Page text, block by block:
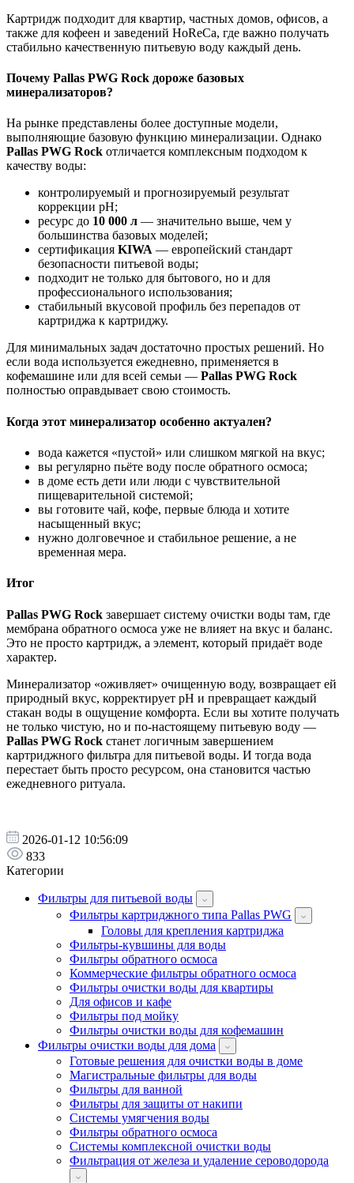
Картридж подходит для квартир, частных домов, офисов, а
также для кофеен и заведений HoReCa, где важно получать
стабильно качественную питьевую воду каждый день.
Почему Pallas PWG Rock дороже базовых
минерализаторов?
На рынке представлены более доступные модели,
выполняющие базовую функцию минерализации. Однако
Pallas PWG Rock отличается комплексным подходом к
качеству воды:
контролируемый и прогнозируемый результат
коррекции pH;
ресурс до 10 000 л — значительно выше, чем у
большинства базовых моделей;
сертификация KIWA — европейский стандарт
безопасности питьевой воды;
подходит не только для бытового, но и для
профессионального использования;
стабильный вкусовой профиль без перепадов от
картриджа к картриджу.
Для минимальных задач достаточно простых решений. Но
если вода используется ежедневно, применяется в
кофемашине или для всей семьи — Pallas PWG Rock
полностью оправдывает свою стоимость.
Когда этот минерализатор особенно актуален?
вода кажется «пустой» или слишком мягкой на вкус;
вы регулярно пьёте воду после обратного осмоса;
в доме есть дети или люди с чувствительной
пищеварительной системой;
вы готовите чай, кофе, первые блюда и хотите
насыщенный вкус;
нужно долговечное и стабильное решение, а не
временная мера.
Итог
Pallas PWG Rock завершает систему очистки воды там, где
мембрана обратного осмоса уже не влияет на вкус и баланс.
Это не просто картридж, а элемент, который придаёт воде
характер.
Минерализатор «оживляет» очищенную воду, возвращает ей
природный вкус, корректирует pH и превращает каждый
стакан воды в ощущение комфорта. Если вы хотите получать
не только чистую, но и по-настоящему питьевую воду —
Pallas PWG Rock станет логичным завершением
картриджного фильтра для питьевой воды. И тогда вода
перестает быть просто ресурсом, она становится частью
ежедневного ритуала.
2026-01-12 10:56:09
833
Категории
Фильтры для питьевой воды
Фильтры картриджного типа Pallas PWG
Головы для крепления картриджа
Фильтры-кувшины для воды
Фильтры обратного осмоса
Коммерческие фильтры обратного осмоса
Фильтры очистки воды для квартиры
Для офисов и кафе
Фильтры под мойку
Фильтры очистки воды для кофемашин
Фильтры очистки воды для дома
Готовые решения для очистки воды в доме
Магистральные фильтры для воды
Фильтры для ванной
Фильтры для защиты от накипи
Системы умягчения воды
Фильтры обратного осмоса
Системы комплексной очистки воды
Фильтрация от железа и удаление сероводорода